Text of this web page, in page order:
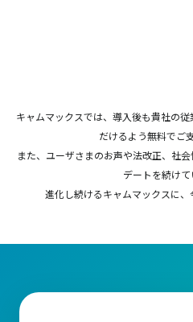
キャムマックスでは、導入後も貴社の
だけるよう無料でご
また、ユーザさまのお声や法改正、社
デートを続けて
進化し続けるキャムマックスに、